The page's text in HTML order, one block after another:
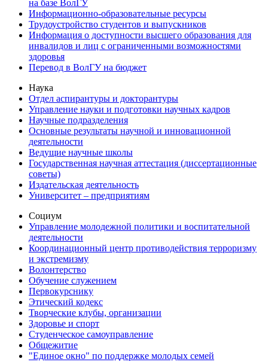
на базе ВолГУ
Информационно-образовательные ресурсы
Трудоустройство студентов и выпускников
Информация о доступности высшего образования для
инвалидов и лиц с ограниченными возможностями
здоровья
Перевод в ВолГУ на бюджет
Наука
Отдел аспирантуры и докторантуры
Управление науки и подготовки научных кадров
Научные подразделения
Основные результаты научной и инновационной
деятельности
Ведущие научные школы
Государственная научная аттестация (диссертационные
советы)
Издательская деятельность
Университет – предприятиям
Социум
Управление молодежной политики и воспитательной
деятельности
Координационный центр противодействия терроризму
и экстремизму
Волонтерство
Обучение служением
Первокурснику
Этический кодекс
Творческие клубы, организации
Здоровье и спорт
Студенческое самоуправление
Общежитие
"Единое окно" по поддержке молодых семей